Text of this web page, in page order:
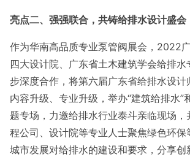
亮点二、强强联合，共铸给排水设计盛会
作为华南高品质专业泵管阀展会，2022
四大设计院、广东省土木建筑学会给排
步深度合作，将第六届广东省给排水设计
内容升级、专业升级，举办“建筑给排水”
题专场，力邀给排水行业泰斗亲临现场
程公司、设计院等专业人士聚焦绿色环
城市发展对给排水的建设和要求，分享创